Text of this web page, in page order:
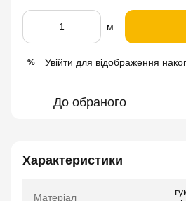
м
% Увійти для відображення
До обраного
Характеристики
Матеріал